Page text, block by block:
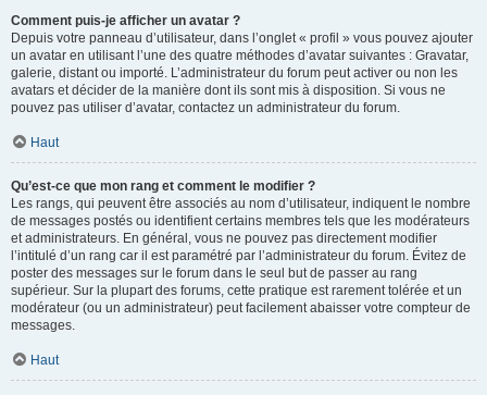
Comment puis-je afficher un avatar ?
Depuis votre panneau d’utilisateur, dans l’onglet « profil » vous pouvez ajouter
un avatar en utilisant l’une des quatre méthodes d’avatar suivantes : Gravatar,
galerie, distant ou importé. L’administrateur du forum peut activer ou non les
avatars et décider de la manière dont ils sont mis à disposition. Si vous ne
pouvez pas utiliser d’avatar, contactez un administrateur du forum.
Haut
Qu’est-ce que mon rang et comment le modifier ?
Les rangs, qui peuvent être associés au nom d’utilisateur, indiquent le nombre
de messages postés ou identifient certains membres tels que les modérateurs
et administrateurs. En général, vous ne pouvez pas directement modifier
l’intitulé d’un rang car il est paramétré par l’administrateur du forum. Évitez de
poster des messages sur le forum dans le seul but de passer au rang
supérieur. Sur la plupart des forums, cette pratique est rarement tolérée et un
modérateur (ou un administrateur) peut facilement abaisser votre compteur de
messages.
Haut